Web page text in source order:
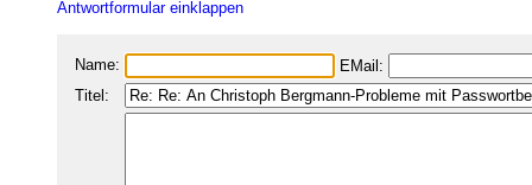
Antwortformular einklappen
Name:
EMail:
Titel: